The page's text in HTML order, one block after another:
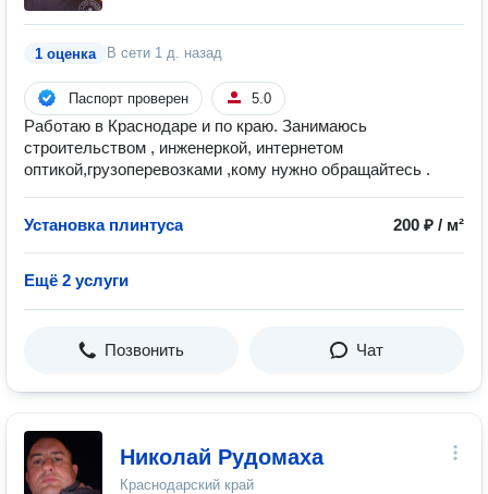
1 оценка В сети 1 д. назад
Паспорт проверен 5.0
Работаю в Краснодаре и по краю. Занимаюсь
строительством , инженеркой, интернетом
оптикой,грузоперевозками ,кому нужно обращайтесь .
Установка плинтуса 200 ₽ / м²
Ещё 2 услуги
Позвонить Чат
Николай Рудомаха
Краснодарский край